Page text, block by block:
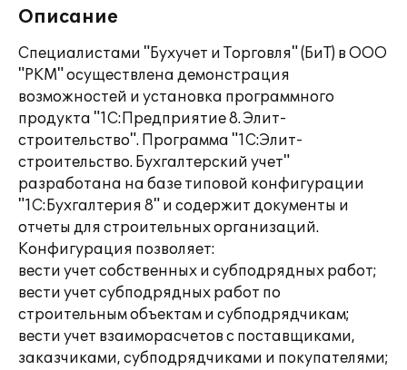
Описание
Специалистами "Бухучет и Торговля" (БиТ) в ООО
"РКМ" осуществлена демонстрация
возможностей и установка программного
продукта "1С:Предприятие 8. Элит-
строительство". Программа "1С:Элит-
строительство. Бухгалтерский учет"
разработана на базе типовой конфигурации
"1С:Бухгалтерия 8" и содержит документы и
отчеты для строительных организаций.
Конфигурация позволяет:
вести учет собственных и субподрядных работ;
вести учет субподрядных работ по
строительным объектам и субподрядчикам;
вести учет взаиморасчетов с поставщиками,
заказчиками, субподрядчиками и покупателями;